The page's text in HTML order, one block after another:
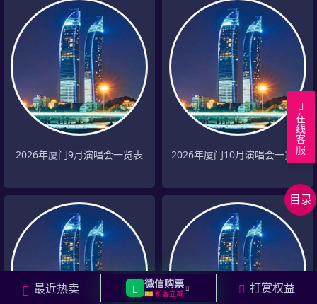
目录
返
顶
部
门
演
唱
列
表
分
页
相
关
市
演
相
明
星
回
上
2026年厦门9月演唱会一览表 2026年厦门10月演唱会一览表
在
线
客
服
最近热卖 微信购票
🎫 新客立减 打赏权益